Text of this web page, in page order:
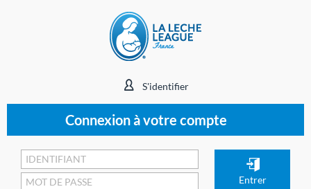
S'identifier
Connexion à votre compte